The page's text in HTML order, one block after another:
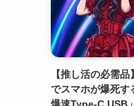
【推し活の必需
でスマホが爆死す
爆速Type-C USB